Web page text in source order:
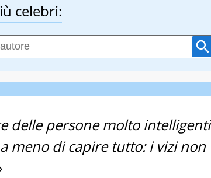
celebri:
delle persone molto intelligenti
meno di capire tutto: i vizi non